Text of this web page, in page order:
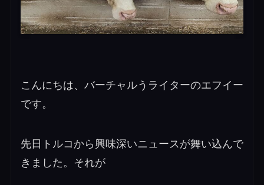
こんにちは、バーチャルうライターのエフイー
です。
先日トルコから興味深いニュースが舞い込んで
きました。それが